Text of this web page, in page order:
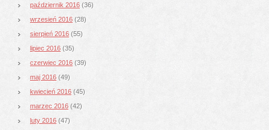
październik 2016 (36)
wrzesień 2016 (28)
sierpień 2016 (55)
lipiec 2016 (35)
czerwiec 2016 (39)
maj 2016 (49)
kwiecień 2016 (45)
marzec 2016 (42)
luty 2016 (47)